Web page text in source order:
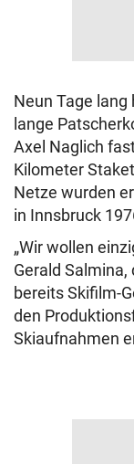
Neun Tage
lange
Axel Naglich
Kilometer
Netze wurden
in Innsbruck
„Wir wollen
Gerald Salmina,
bereits Skifilm-
den
Skiaufnahmen